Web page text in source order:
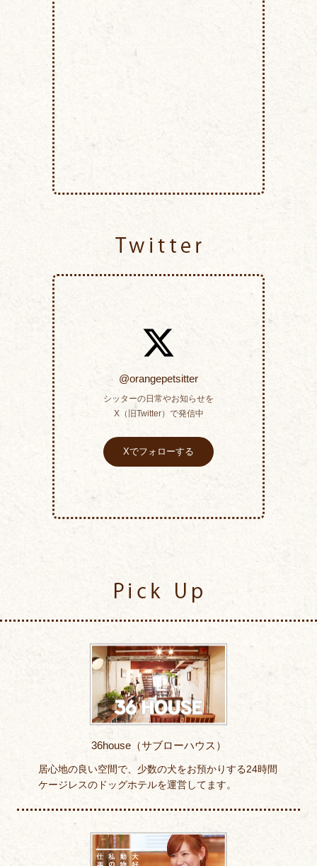
@orangepetsitter
シッターの日常やお知らせを
X（旧Twitter）で発信中
Xでフォローする
36house（サブローハウス）
居心地の良い空間で、少数の犬をお預かりする24時間
ケージレスのドッグホテルを運営してます。